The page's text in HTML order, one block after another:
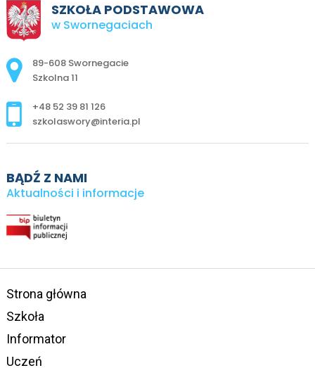
SZKOŁA PODSTAWOWA
w Swornegaciach
Adres pocztowy:
89-608 Swornegacie
Szkolna 11
+48 52 39 81 126
szkolaswory@interia.pl
BĄDŹ Z NAMI
Aktualności i informacje
Strona główna
Szkoła
Informator
Uczeń